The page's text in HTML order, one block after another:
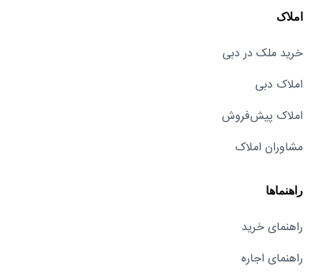
املاک
خرید ملک در دبی
املاک دبی
املاک پیش‌فروش
مشاوران املاک
راهنماها
راهنمای خرید
راهنمای اجاره